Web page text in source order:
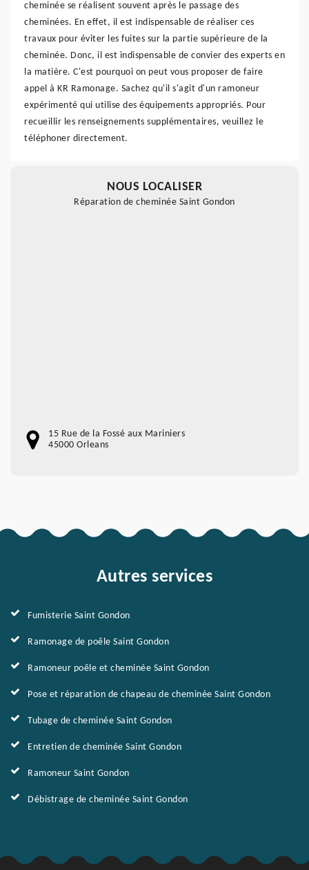
cheminée se réalisent souvent après le passage des
cheminées. En effet, il est indispensable de réaliser ces
travaux pour éviter les fuites sur la partie supérieure de la
cheminée. Donc, il est indispensable de convier des experts en
la matière. C'est pourquoi on peut vous proposer de faire
appel à KR Ramonage. Sachez qu'il s'agit d'un ramoneur
expérimenté qui utilise des équipements appropriés. Pour
recueillir les renseignements supplémentaires, veuillez le
téléphoner directement.
NOUS LOCALISER
Réparation de cheminée Saint Gondon
15 Rue de la Fossé aux Mariniers
45000 Orleans
Autres services
Fumisterie Saint Gondon
Ramonage de poêle Saint Gondon
Ramoneur poêle et cheminée Saint Gondon
Pose et réparation de chapeau de cheminée Saint Gondon
Tubage de cheminée Saint Gondon
Entretien de cheminée Saint Gondon
Ramoneur Saint Gondon
Débistrage de cheminée Saint Gondon